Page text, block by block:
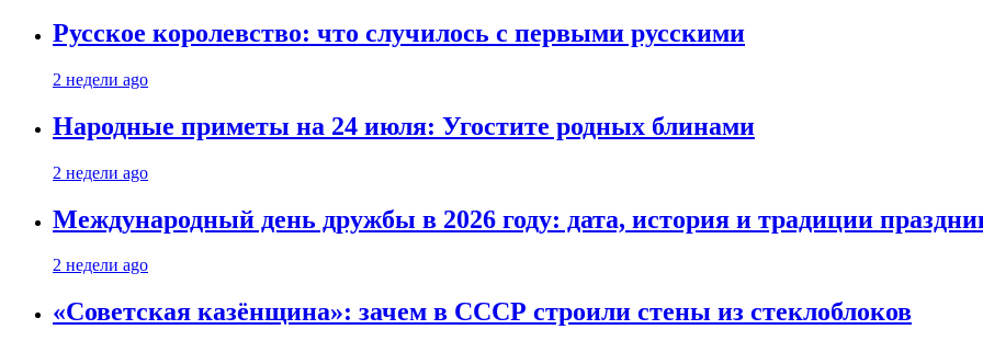
Русское королевство: что случилось с первыми русскими
2 недели ago
Народные приметы на 24 июля: Угостите родных блинами
2 недели ago
Международный день дружбы в 2026 году: дата, история и традиции
2 недели ago
«Советская казёнщина»: зачем в СССР строили стены из стеклоблоков